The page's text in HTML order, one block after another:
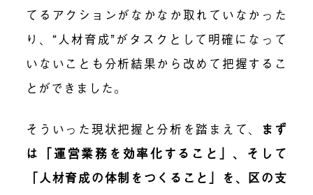
てるアクションがなかなか取れていなかった
り、“人材育成”がタスクとして明確になって
いないことも分析結果から改めて把握するこ
とができました。
そういった現状把握と分析を踏まえて、
まず
は「運営業務を効率化すること」、そして
「人材育成の体制をつくること」を、区の支